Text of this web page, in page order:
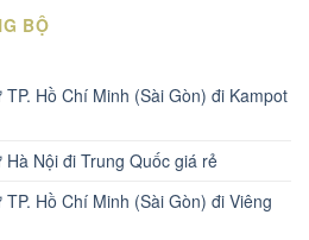
BỘ
Hồ Chí Minh (Sài Gòn) đi Kampot
Nội đi Trung Quốc giá rẻ
Hồ Chí Minh (Sài Gòn) đi Viêng